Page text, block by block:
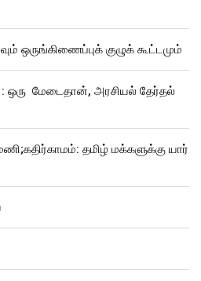
ஒருங்கிணைப்புக் குழுக் கூட்டமும்
ஒரு மேடைதான், அரசியல் தேர்தல்
தமிழ் மக்களுக்கு யார்